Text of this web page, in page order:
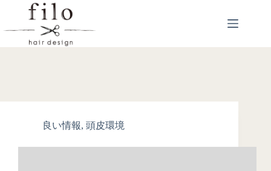
良い情報, 頭皮環境